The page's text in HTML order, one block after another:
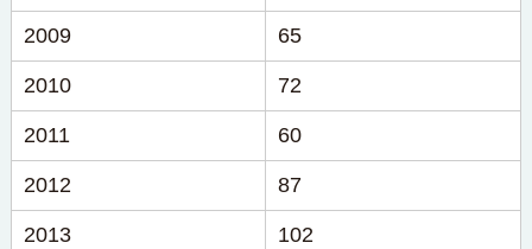
2009 65
2010 72
2011 60
2012 87
2013 102